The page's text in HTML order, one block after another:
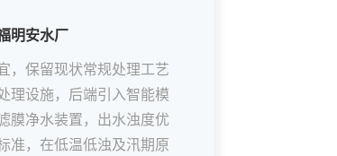
明安水厂
，保留现状常规处理工艺
理设施，后端引入智能模
膜净水装置，出水浊度优
准，在低温低浊及汛期原